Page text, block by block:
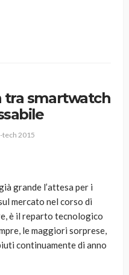
tra smartwatch
tech 2015
grande l’attesa per i
mercato nel corso di
è il reparto tecnologico
le maggiori sorprese,
continuamente di anno